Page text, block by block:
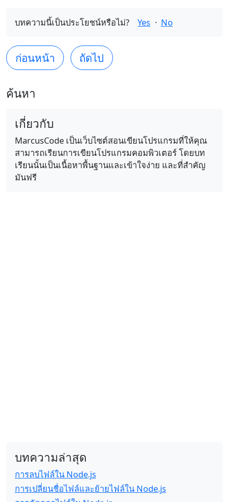
บทความนี้เป็นประโยชน์หรือไม่? Yes · No
ก่อนหน้า ถัดไป
ค้นหา
เกี่ยวกับ
MarcusCode เป็นเว็บไซต์สอนเขียนโปรแกรมที่ให้คุณ
สามารถเรียนการเขียนโปรแกรมคอมพิวเตอร์ โดยบท
เรียนนั้นเป็นเนื้อหาพื้นฐานและเข้าใจง่าย และที่สำคัญ
มันฟรี
บทความล่าสุด
การลบไฟล์ใน Node.js
การเปลี่ยนชื่อไฟล์และย้ายไฟล์ใน Node.js